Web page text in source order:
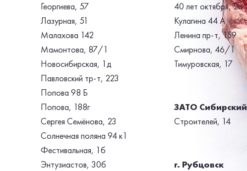
Георгиева, 57
Лазурная, 51
Малахова 142
Мамонтова, 87/1
Новосибирская, 1д
Павловский тр-т, 223
Попова 98 Б
Попова, 188г
Сергея Семёнова, 23
Солнечная поляна 94 к1
Фестивальная, 1б
Энтузиастов, 30б
40 лет октября, 2а
Кулагина 44 А
Ленина пр-т, 159
Смирнова, 46/1
Тимуровская, 17
ЗАТО Сибирский
Строителей, 14
г. Рубцовск